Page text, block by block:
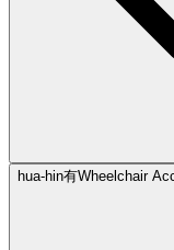
hua-hin有Wheelchair